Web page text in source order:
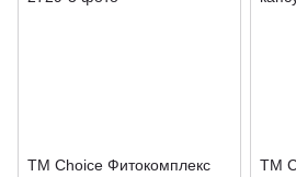
TM Choice Фитокомплекс
ТМ